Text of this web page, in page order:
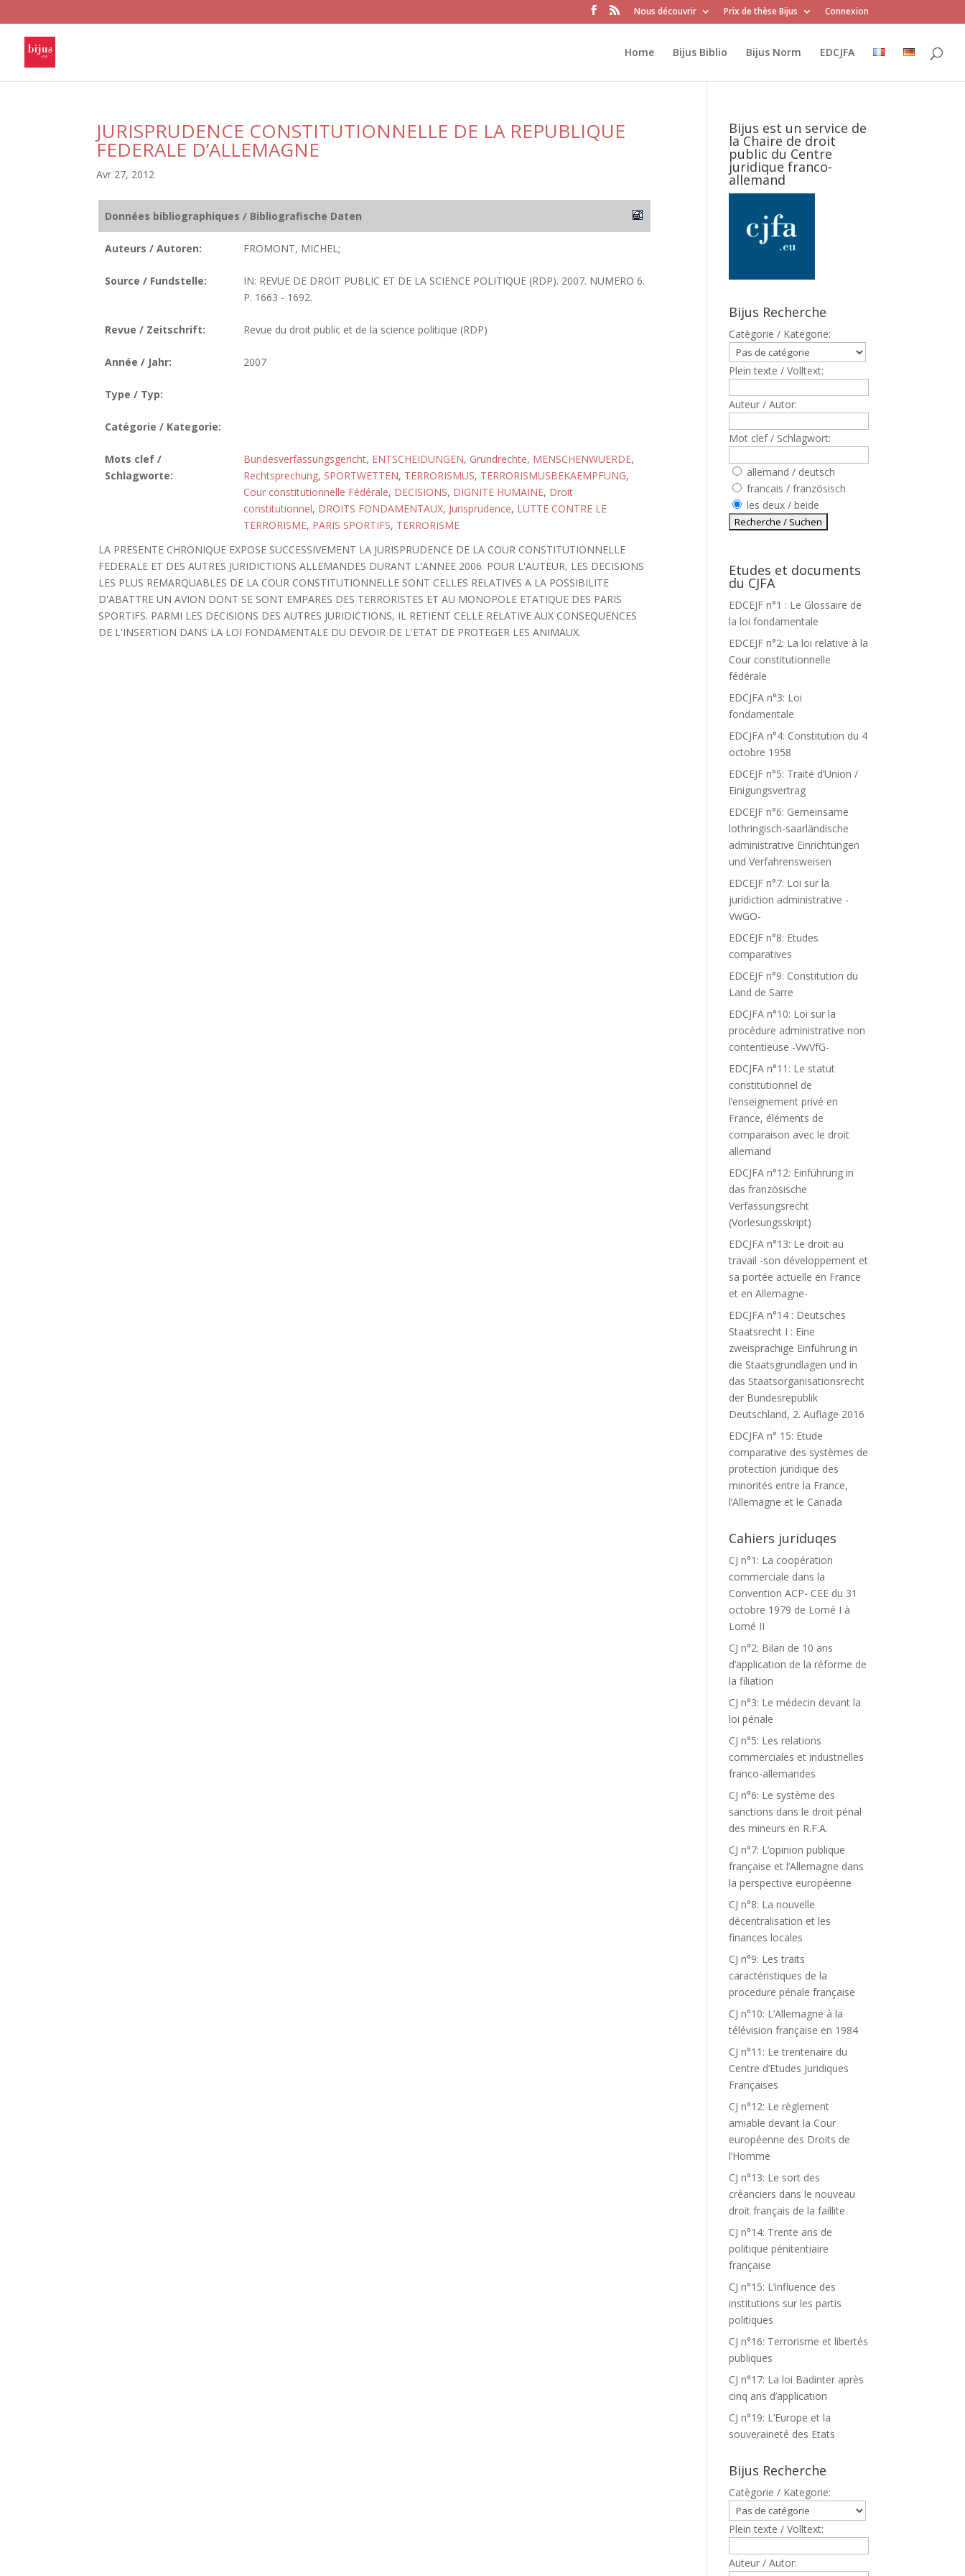
Nous découvrir Prix de thèse Bijus Connexion
Home Bijus Biblio Bijus Norm EDCJFA
JURISPRUDENCE CONSTITUTIONNELLE DE LA REPUBLIQUE
FEDERALE D’ALLEMAGNE
Avr 27, 2012
Données bibliographiques / Bibliografische Daten
Auteurs / Autoren: FROMONT, MICHEL;
Source / Fundstelle:
IN: REVUE DE DROIT PUBLIC ET DE LA SCIENCE POLITIQUE (RDP). 2007. NUMERO 6.
P. 1663 - 1692.
Revue / Zeitschrift: Revue du droit public et de la science politique (RDP)
Année / Jahr: 2007
Type / Typ:
Catégorie / Kategorie:
Mots clef /
Schlagworte:
Bundesverfassungsgericht, ENTSCHEIDUNGEN, Grundrechte, MENSCHENWUERDE,
Rechtsprechung, SPORTWETTEN, TERRORISMUS, TERRORISMUSBEKAEMPFUNG,
Cour constitutionnelle Fédérale, DECISIONS, DIGNITE HUMAINE, Droit
constitutionnel, DROITS FONDAMENTAUX, Jurisprudence, LUTTE CONTRE LE
TERRORISME, PARIS SPORTIFS, TERRORISME
LA PRESENTE CHRONIQUE EXPOSE SUCCESSIVEMENT LA JURISPRUDENCE DE LA COUR CONSTITUTIONNELLE
FEDERALE ET DES AUTRES JURIDICTIONS ALLEMANDES DURANT L'ANNEE 2006. POUR L'AUTEUR, LES DECISIONS
LES PLUS REMARQUABLES DE LA COUR CONSTITUTIONNELLE SONT CELLES RELATIVES A LA POSSIBILITE
D'ABATTRE UN AVION DONT SE SONT EMPARES DES TERRORISTES ET AU MONOPOLE ETATIQUE DES PARIS
SPORTIFS. PARMI LES DECISIONS DES AUTRES JURIDICTIONS, IL RETIENT CELLE RELATIVE AUX CONSEQUENCES
DE L'INSERTION DANS LA LOI FONDAMENTALE DU DEVOIR DE L'ETAT DE PROTEGER LES ANIMAUX.
Bijus est un service de
la Chaire de droit
public du Centre
juridique franco-
allemand
Bijus Recherche
Catègorie / Kategorie:
Plein texte / Volltext:
Auteur / Autor:
Mot clef / Schlagwort:
allemand / deutsch
francais / französisch
les deux / beide
Etudes et documents
du CJFA
EDCEJF n°1 : Le Glossaire de
la loi fondamentale
EDCEJF n°2: La loi relative à la
Cour constitutionnelle
fédérale
EDCJFA n°3: Loi
fondamentale
EDCJFA n°4: Constitution du 4
octobre 1958
EDCEJF n°5: Traité d’Union /
Einigungsvertrag
EDCEJF n°6: Gemeinsame
lothringisch-saarländische
administrative Einrichtungen
und Verfahrensweisen
EDCEJF n°7: Loi sur la
juridiction administrative -
VwGO-
EDCEJF n°8: Etudes
comparatives
EDCEJF n°9: Constitution du
Land de Sarre
EDCJFA n°10: Loi sur la
procédure administrative non
contentieuse -VwVfG-
EDCJFA n°11: Le statut
constitutionnel de
l’enseignement privé en
France, éléments de
comparaison avec le droit
allemand
EDCJFA n°12: Einführung in
das französische
Verfassungsrecht
(Vorlesungsskript)
EDCJFA n°13: Le droit au
travail -son développement et
sa portée actuelle en France
et en Allemagne-
EDCJFA n°14 : Deutsches
Staatsrecht I : Eine
zweisprachige Einführung in
die Staatsgrundlagen und in
das Staatsorganisationsrecht
der Bundesrepublik
Deutschland, 2. Auflage 2016
EDCJFA n° 15: Etude
comparative des systèmes de
protection juridique des
minorités entre la France,
l’Allemagne et le Canada
Cahiers juriduqes
CJ n°1: La coopération
commerciale dans la
Convention ACP- CEE du 31
octobre 1979 de Lomé I à
Lomé II
CJ n°2: Bilan de 10 ans
d’application de la réforme de
la filiation
CJ n°3: Le médecin devant la
loi pénale
CJ n°5: Les relations
commerciales et industrielles
franco-allemandes
CJ n°6: Le système des
sanctions dans le droit pénal
des mineurs en R.F.A.
CJ n°7: L’opinion publique
française et l’Allemagne dans
la perspective européenne
CJ n°8: La nouvelle
décentralisation et les
finances locales
CJ n°9: Les traits
caractéristiques de la
procedure pénale française
CJ n°10: L’Allemagne à la
télévision française en 1984
CJ n°11: Le trentenaire du
Centre d’Etudes Juridiques
Françaises
CJ n°12: Le règlement
amiable devant la Cour
européenne des Droits de
l’Homme
CJ n°13: Le sort des
créanciers dans le nouveau
droit français de la faillite
CJ n°14: Trente ans de
politique pénitentiaire
française
CJ n°15: L’influence des
institutions sur les partis
politiques
CJ n°16: Terrorisme et libertés
publiques
CJ n°17: La loi Badinter après
cinq ans d’application
CJ n°19: L’Europe et la
souveraineté des Etats
Bijus Recherche
Catègorie / Kategorie:
Plein texte / Volltext:
Auteur / Autor: